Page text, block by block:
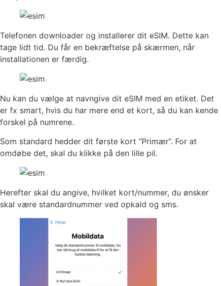
Telefonen downloader og installerer dit eSIM. Dette kan
tage lidt tid. Du får en bekræftelse på skærmen, når
installationen er færdig.
Nu kan du vælge at navngive dit eSIM med en etiket. Det
er fx smart, hvis du har mere end et kort, så du kan kende
forskel på numrene.
Som standard hedder dit første kort “Primær”. For at
omdøbe det, skal du klikke på den lille pil.
Herefter skal du angive, hvilket kort/nummer, du ønsker
skal være standardnummer ved opkald og sms.